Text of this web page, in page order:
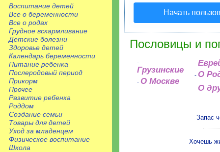
Воспитание детей
Все о беременности
Все о родах
Грудное вскармливание
Детские болезни
Здоровье детей
Календарь беременности
Питание ребенка
Послеродовый период
Прикорм
Прочее
Развитие ребенка
Роддом
Создание семьи
Товары для детей
Уход за младенцем
Физическое воспитание
Школа
Начать
Пословицы и
-
Грузинские
- О Москве
-
- О
- О
Запас
Хочешь